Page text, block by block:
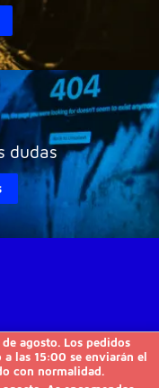
agosto. Los pedidos
las 15:00 se enviarán el
con normalidad.
dudas
